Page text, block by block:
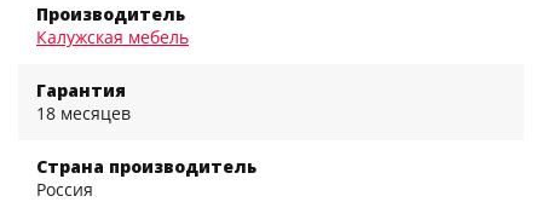
Производитель
Калужская мебель
Гарантия
18 месяцев
Страна производитель
Россия